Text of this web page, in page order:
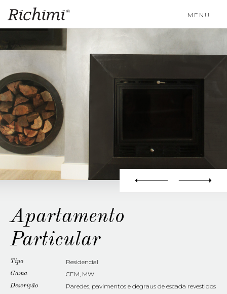
Apartamento
Particular
Tipo Residencial
Gama CEM, MW
Descrição
Paredes, pavimentos e degraus de escada revestidos
MENU